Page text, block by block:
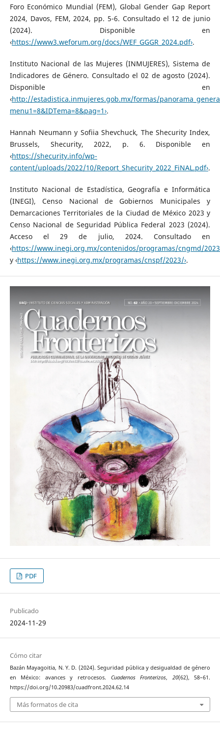
Foro Económico Mundial (FEM), Global Gender Gap Report
2024, Davos, FEM, 2024, pp. 5-6. Consultado el 12 de junio
(2024). Disponible en
‹https://www3.weforum.org/docs/WEF_GGGR_2024.pdf›.
Instituto Nacional de las Mujeres (INMUJERES), Sistema de
Indicadores de Género. Consultado el 02 de agosto (2024).
Disponible en
‹http://estadistica.inmujeres.gob.mx/formas/
menu1=8&IDTema=8&pag=1›.
Hannah Neumann y Sofiia Shevchuck, The Shecurity Index,
Brussels, Shecurity, 2022, p. 6. Disponible en
‹https://shecurity.info/wp-
content/uploads/2022/10/Report_Shecurity_2022_FiNAL.pdf›.
Instituto Nacional de Estadística, Geografía e Informática
(INEGI), Censo Nacional de Gobiernos Municipales y
Demarcaciones Territoriales de la Ciudad de México 2023 y
Censo Nacional de Seguridad Pública Federal 2023 (2024).
Acceso el 29 de julio, 2024. Consultado en
‹https://www.inegi.org.mx/contenidos/programas/cngmd/
y ‹https://www.inegi.org.mx/programas/cnspf/2023/›.
PDF
Publicado
2024-11-29
Cómo citar
Bazán Mayagoitia, N. Y. D. (2024). Seguridad pública y desigualdad de género
en México: avances y retrocesos. Cuadernos Fronterizos, 20(62), 58–61.
https://doi.org/10.20983/cuadfront.2024.62.14
Más formatos de cita